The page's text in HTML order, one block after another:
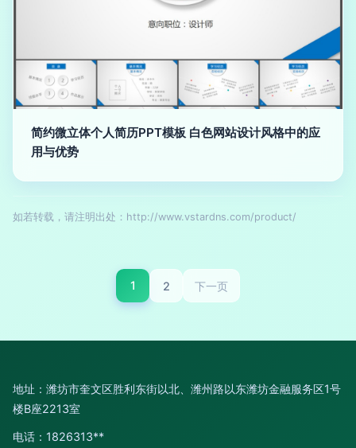
简约微立体个人简历PPT模板 白色网站设计风格中的应
用与优势
如若转载，请注明出处：http://www.vstardns.com/product/
1 2 下一页
地址：潍坊市奎文区胜利东街以北、潍州路以东潍坊金融服务区1号
楼B座2213室
电话：1826313**